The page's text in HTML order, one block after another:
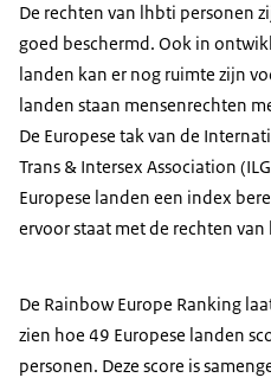
De rechten van lhbti personen
goed beschermd. Ook in
landen kan er nog ruimte zijn
landen staan mensenrechten
De Europese tak van de
Trans & Intersex Association
Europese landen een index
ervoor staat met de rechten
De Rainbow Europe Ranking
zien hoe 49 Europese landen
personen. Deze score is